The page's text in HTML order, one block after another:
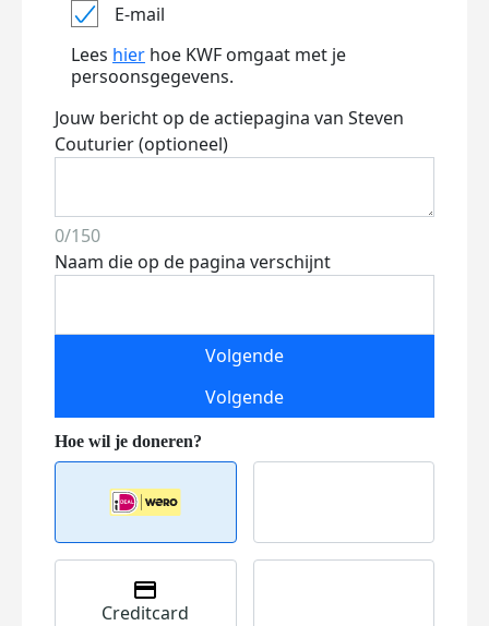
E-mail
Lees hier hoe KWF omgaat met je
persoonsgegevens.
Jouw bericht op de actiepagina van Steven
Couturier (optioneel)
0/150
Naam die op de pagina verschijnt
Volgende
Volgende
Creditcard